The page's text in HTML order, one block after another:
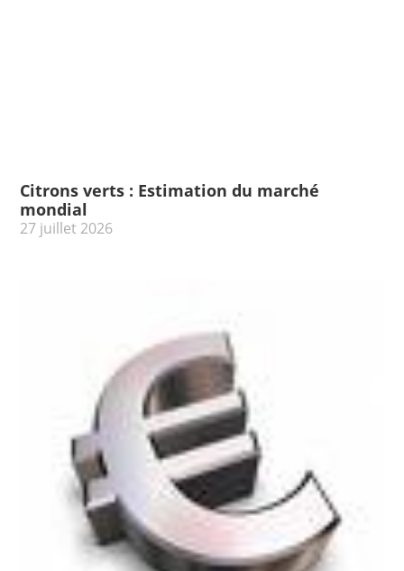
Citrons verts : Estimation du marché
mondial
27 juillet 2026